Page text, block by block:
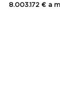
8.003.172 € a